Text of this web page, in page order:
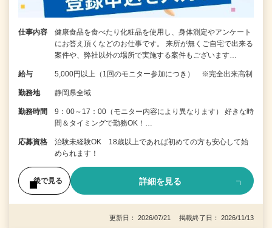
仕事内容
健康食品を食べたり化粧品を使用し、身体測定やアンケート
にお答え頂くなどのお仕事です。 来所が無くご自宅で出来る
案件や、弊社以外の場所で実施する案件もございます…
給与 5,000円以上（1回のモニター参加につき） ※完全出来高制
勤務地 静岡県全域
勤務時間
9：00～17：00（モニター内容により異なります） 好きな時
間＆タイミングで勤務OK！…
応募資格
治験未経験OK 18歳以上であれば初めての方も安心して始
められます！
後で見る 詳細を見る
更新日： 2026/07/21 掲載終了日： 2026/11/13